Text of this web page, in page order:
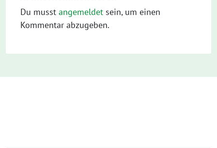
Du musst angemeldet sein, um einen
Kommentar abzugeben.